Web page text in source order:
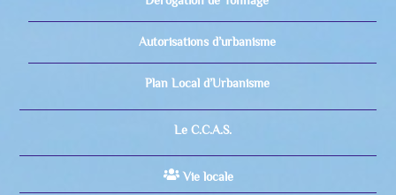
Autorisations d’urbanisme
Plan Local d’Urbanisme
Le C.C.A.S.
Vie locale